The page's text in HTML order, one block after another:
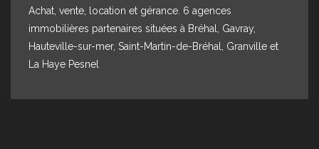
Achat, vente, location et gérance. 6 agences
immobilières partenaires situées à Bréhal, Gavray,
Hauteville-sur-mer, Saint-Martin-de-Bréhal, Granville et
La Haye Pesnel